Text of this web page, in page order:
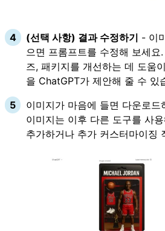
(선택 사항) 결과 수정하기 - 이
으면 프롬프트를 수정해 보세요
즈, 패키지를 개선하는 데 도움
을 ChatGPT가 제안해 줄 수 있
이미지가 마음에 들면 다운로
이미지는 이후 다른 도구를 사
추가하거나 추가 커스터마이징